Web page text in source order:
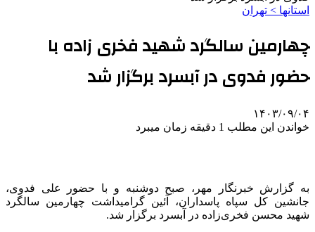
استانها > تهران
چهارمین سالگرد شهید فخری زاده با
حضور فدوی در آبسرد برگزار شد
۱۴۰۳/۰۹/۰۴
خواندن این مطلب 1 دقیقه زمان میبرد
به گزارش خبرنگار مهر، صبح دوشنبه و با حضور علی فدوی،
جانشین کل سپاه پاسداران، آئین گرامیداشت چهارمین سالگرد
شهید محسن فخری‌زاده در آبسرد برگزار شد.